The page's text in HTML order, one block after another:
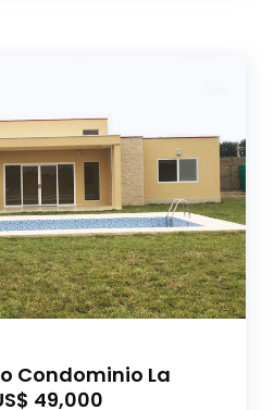
Condominio La
49,000